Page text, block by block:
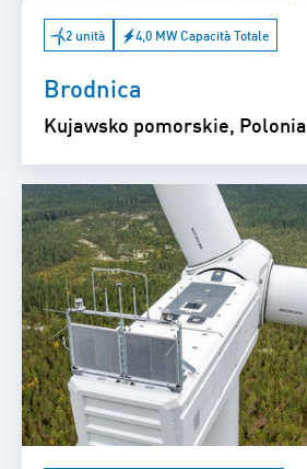
2 unità 4,0 MW Capacità Totale
Brodnica
Kujawsko pomorskie, Polonia